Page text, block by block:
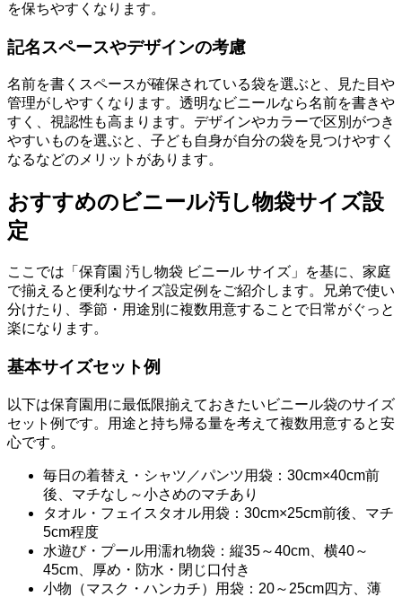
を保ちやすくなります。
記名スペースやデザインの考慮
名前を書くスペースが確保されている袋を選ぶと、見た目や
管理がしやすくなります。透明なビニールなら名前を書きや
すく、視認性も高まります。デザインやカラーで区別がつき
やすいものを選ぶと、子ども自身が自分の袋を見つけやすく
なるなどのメリットがあります。
おすすめのビニール汚し物袋サイズ設
定
ここでは「保育園 汚し物袋 ビニール サイズ」を基に、家庭
で揃えると便利なサイズ設定例をご紹介します。兄弟で使い
分けたり、季節・用途別に複数用意することで日常がぐっと
楽になります。
基本サイズセット例
以下は保育園用に最低限揃えておきたいビニール袋のサイズ
セット例です。用途と持ち帰る量を考えて複数用意すると安
心です。
毎日の着替え・シャツ／パンツ用袋：30cm×40cm前
後、マチなし～小さめのマチあり
タオル・フェイスタオル用袋：30cm×25cm前後、マチ
5cm程度
水遊び・プール用濡れ物袋：縦35～40cm、横40～
45cm、厚め・防水・閉じ口付き
小物（マスク・ハンカチ）用袋：20～25cm四方、薄